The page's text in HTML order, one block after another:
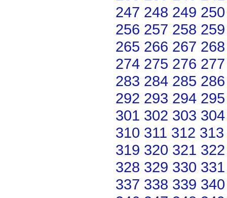
247 248 249 250
256 257 258 259
265 266 267 268
274 275 276 277
283 284 285 286
292 293 294 295
301 302 303 304
310 311 312 313
319 320 321 322
328 329 330 331
337 338 339 340